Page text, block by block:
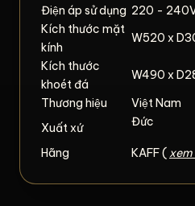
Điện áp sử dụng 220 -
Kích thước mặt
kính
W520 x
Kích thước
khoét đá
W490 x
Thương hiệu
Việt Nam
Xuất xứ
Đức
Hãng KAFF (